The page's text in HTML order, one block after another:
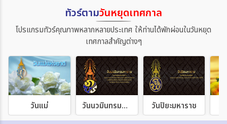
ทัวร์ตามวันหยุดเทศกาล
โปรแกรมทัวร์คุณภาพหลากหลายประเทศ ให้ท่านได้พักผ่อนในวันหยุด
เทศกาลสำคัญต่างๆ
วันแม่ วันนวมินทรมหาราช วันปิยะมหาราช